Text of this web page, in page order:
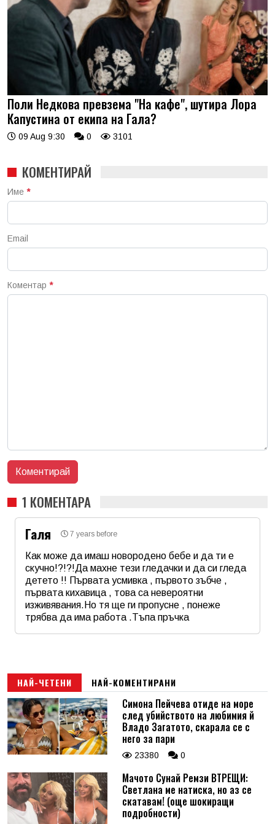
Поли Недкова превзема "На кафе", шутира Лора
Капустина от екипа на Гала?
09 Aug 9:30 0 3101
КОМЕНТИРАЙ
Име *
Email
Коментар *
1 КОМЕНТАРА
Галя
7 years before
Как може да имаш новородено бебе и да ти е
скучно!?!?!Да махне тези гледачки и да си гледа
детето !! Първата усмивка , първото зъбче ,
първата кихавица , това са невероятни
изживявания.Но тя ще ги пропусне , понеже
трябва да има работа .Тъпа пръчка
Email
Коментар*
НАЙ-ЧЕТЕНИ НАЙ-КОМЕНТИРАНИ
Симона Пейчева отиде на море
след убийството на любимия й
Владо Загатото, скарала се с
него за пари
23380 0
Мачото Сунай Ремзи ВТРЕЩИ:
Светлана ме натиска, но аз се
скатавам! (още шокиращи
подробности)